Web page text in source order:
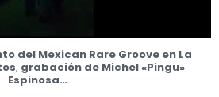
del Mexican Rare Groove en La
, grabación de Michel «Pingu»
Espinosa…